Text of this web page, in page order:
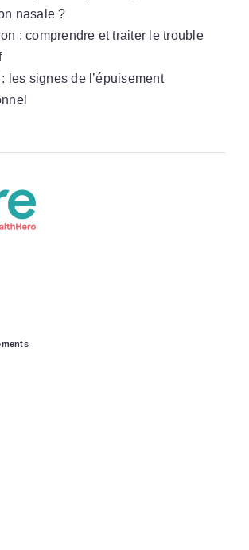
nasale ?
: comprendre et traiter le trouble
les signes de l’épuisement